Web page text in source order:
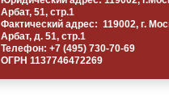
Арбат, 51, стр.1
Фактический адрес: 119002, г.
Арбат, д. 51, стр.1
Телефон: +7 (495) 730-70-69
ОГРН 1137746472269